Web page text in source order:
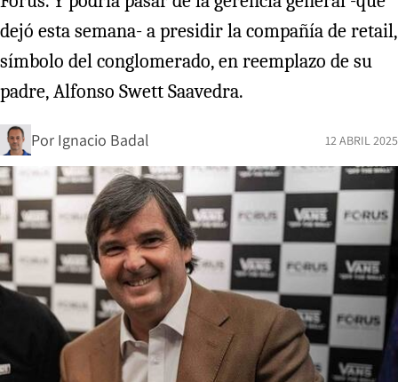
dejó esta semana- a presidir la compañía de retail,
símbolo del conglomerado, en reemplazo de su
padre, Alfonso Swett Saavedra.
Por Ignacio Badal 12 ABRIL 2025